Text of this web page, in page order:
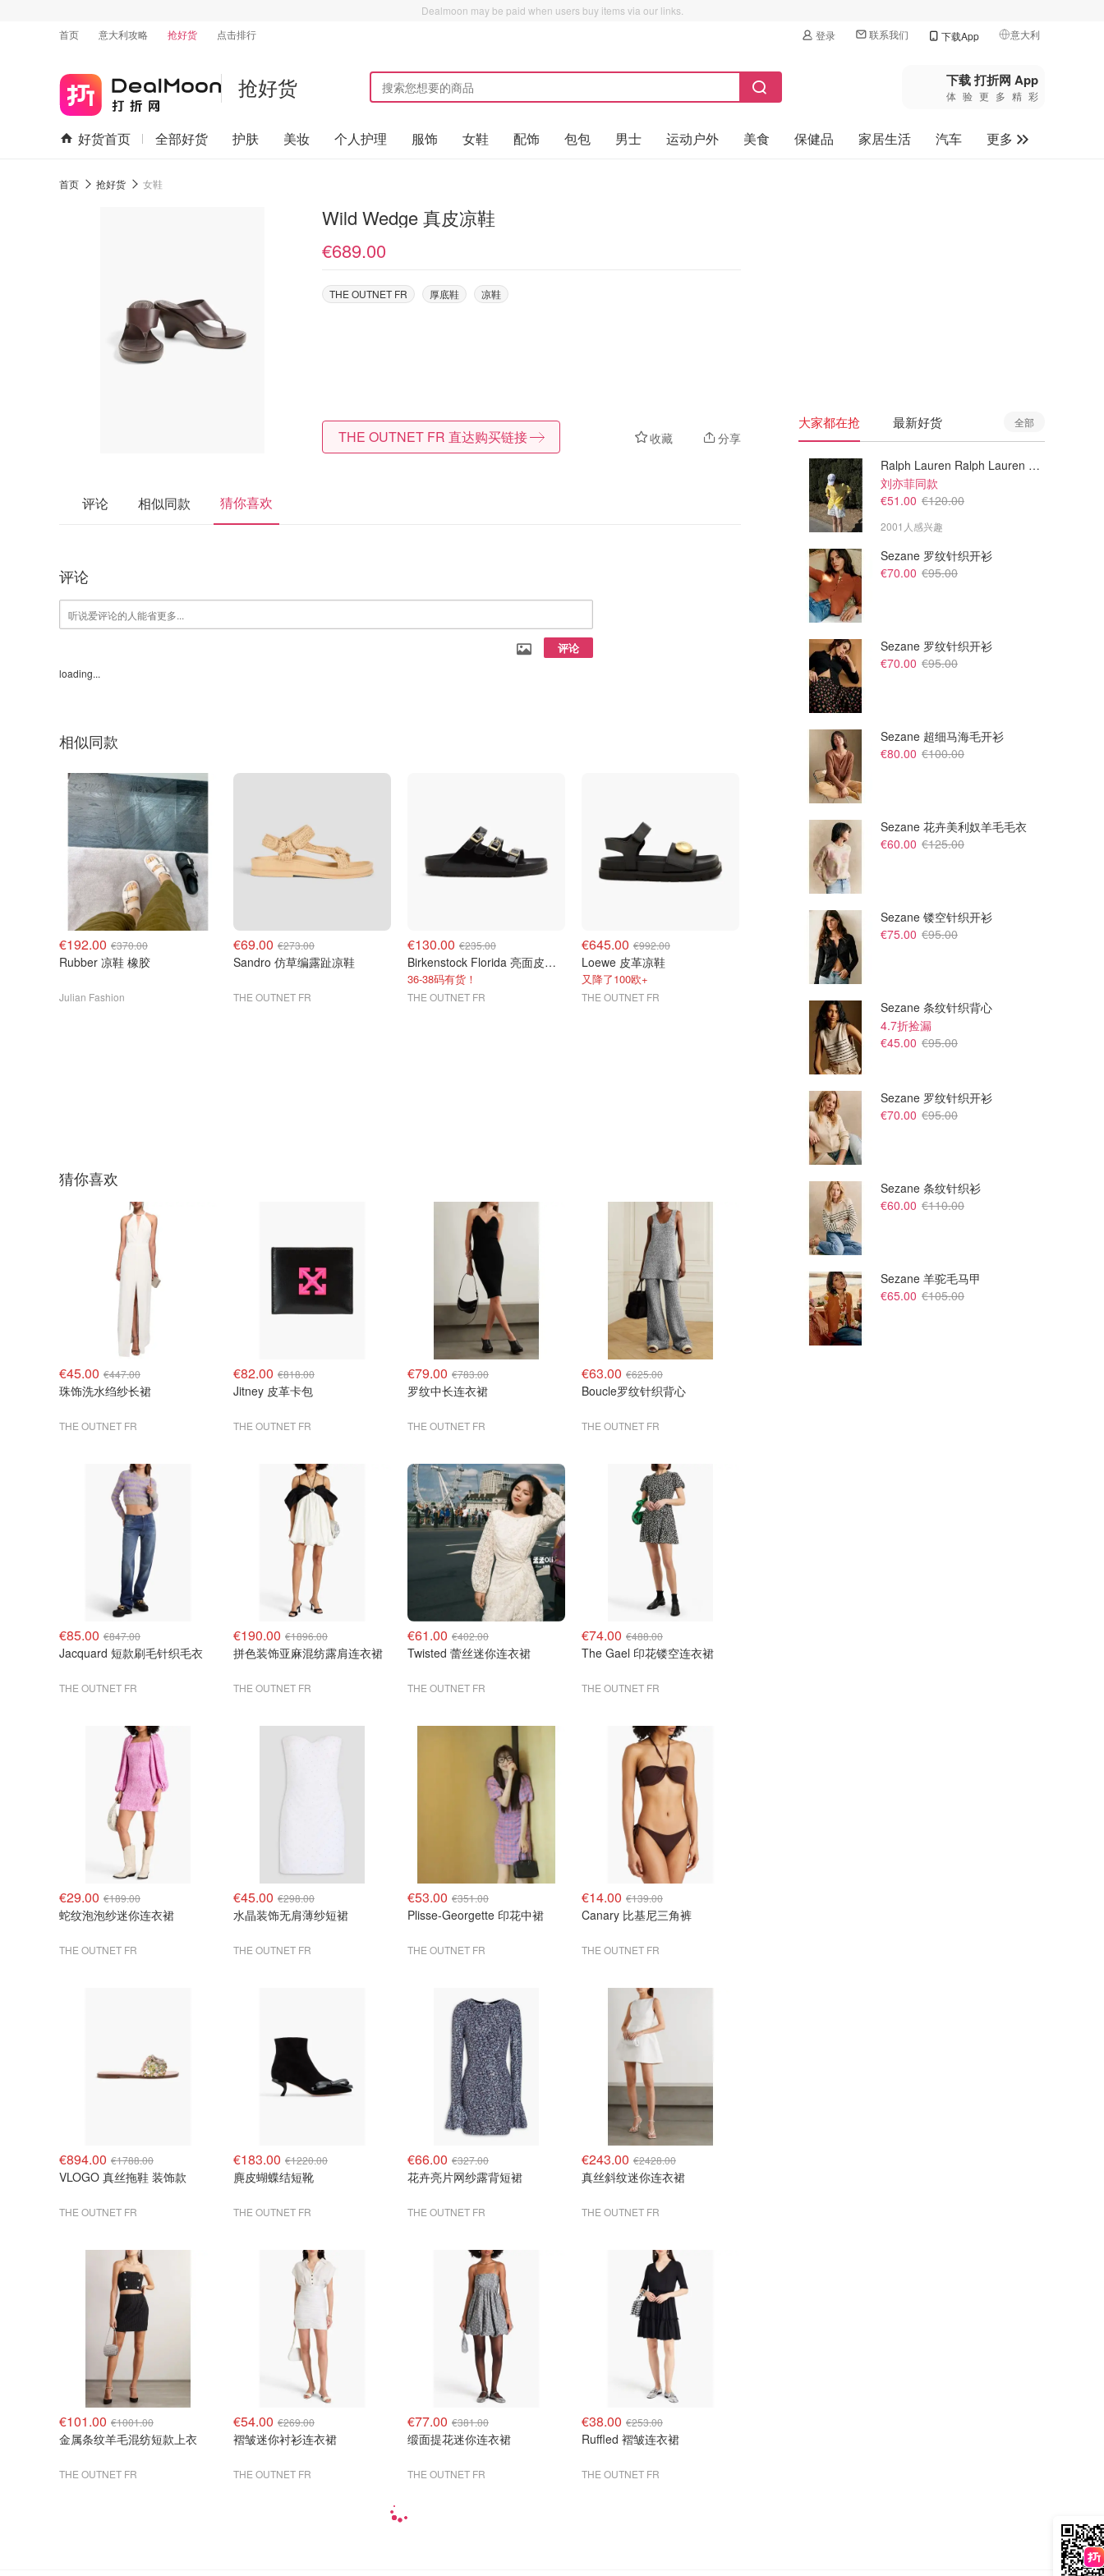
Dealmoon may be paid when users buy items via our links.
首页
意大利攻略 抢好货 点击排行 登录 联系我们 下载App 意大利
🇺🇸美国
🇨🇳中国
🇨🇦加拿大
抢好货 下载 打折网 App
体验更多精彩
好货首页 全部好货 护肤 美妆 个人护理 服饰 女鞋 配饰 包包 男士 运动户外 美食 保健品 家居生活 汽车
更多
首页 抢好货 女鞋
Wild Wedge 真皮凉鞋
€689.00
THE OUTNET FR 厚底鞋 凉鞋
收藏 分享
THE OUTNET FR 直达购买链接
评论 相似同款 猜你喜欢
评论
评论
loading...
相似同款
€192.00 €370.00
Rubber 凉鞋 橡胶
Julian Fashion
€69.00 €273.00
Sandro 仿草编露趾凉鞋
THE OUTNET FR
€130.00 €235.00
Birkenstock Florida 亮面皮革凉鞋
36-38码有货！
THE OUTNET FR
€645.00 €992.00
Loewe 皮革凉鞋
又降了100欧+
THE OUTNET FR
€193.00 €52.00
猜你喜欢
€45.00 €447.00
珠饰洗水绉纱长裙
THE OUTNET FR
€82.00 €818.00
Jitney 皮革卡包
THE OUTNET FR
€79.00 €783.00
罗纹中长连衣裙
THE OUTNET FR
€63.00 €625.00
Boucle罗纹针织背心
THE OUTNET FR
€85.00 €847.00
Jacquard 短款刷毛针织毛衣
THE OUTNET FR
€190.00 €1896.00
拼色装饰亚麻混纺露肩连衣裙
THE OUTNET FR
€61.00 €402.00
Twisted 蕾丝迷你连衣裙
THE OUTNET FR
€74.00 €488.00
The Gael 印花镂空连衣裙
THE OUTNET FR
€29.00 €189.00
蛇纹泡泡纱迷你连衣裙
THE OUTNET FR
€45.00 €298.00
水晶装饰无肩薄纱短裙
THE OUTNET FR
€53.00 €351.00
Plisse-Georgette 印花中裙
THE OUTNET FR
€14.00 €139.00
Canary 比基尼三角裤
THE OUTNET FR
€894.00 €1788.00
VLOGO 真丝拖鞋 装饰款
THE OUTNET FR
€183.00 €1220.00
麂皮蝴蝶结短靴
THE OUTNET FR
€66.00 €327.00
花卉亮片网纱露背短裙
THE OUTNET FR
€243.00 €2428.00
真丝斜纹迷你连衣裙
THE OUTNET FR
€101.00 €1001.00
金属条纹羊毛混纺短款上衣
THE OUTNET FR
€54.00 €269.00
褶皱迷你衬衫连衣裙
THE OUTNET FR
€77.00 €381.00
缎面提花迷你连衣裙
THE OUTNET FR
€38.00 €253.00
Ruffled 褶皱连衣裙
THE OUTNET FR
大家都在抢 最新好货 全部
Ralph Lauren Ralph Lauren 男童亚麻衬衫
刘亦菲同款
€51.00 €120.00
2001人感兴趣
Sezane 罗纹针织开衫
€70.00 €95.00
Sezane 罗纹针织开衫
€70.00 €95.00
Sezane 超细马海毛开衫
€80.00 €100.00
Sezane 花卉美利奴羊毛毛衣
€60.00 €125.00
Sezane 镂空针织开衫
€75.00 €95.00
Sezane 条纹针织背心
4.7折捡漏
€45.00 €95.00
Sezane 罗纹针织开衫
€70.00 €95.00
Sezane 条纹针织衫
€60.00 €110.00
Sezane 羊驼毛马甲
€65.00 €105.00